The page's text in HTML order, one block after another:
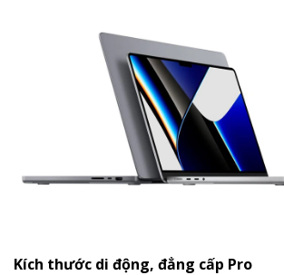
Kích thước di động, đẳng cấp Pro